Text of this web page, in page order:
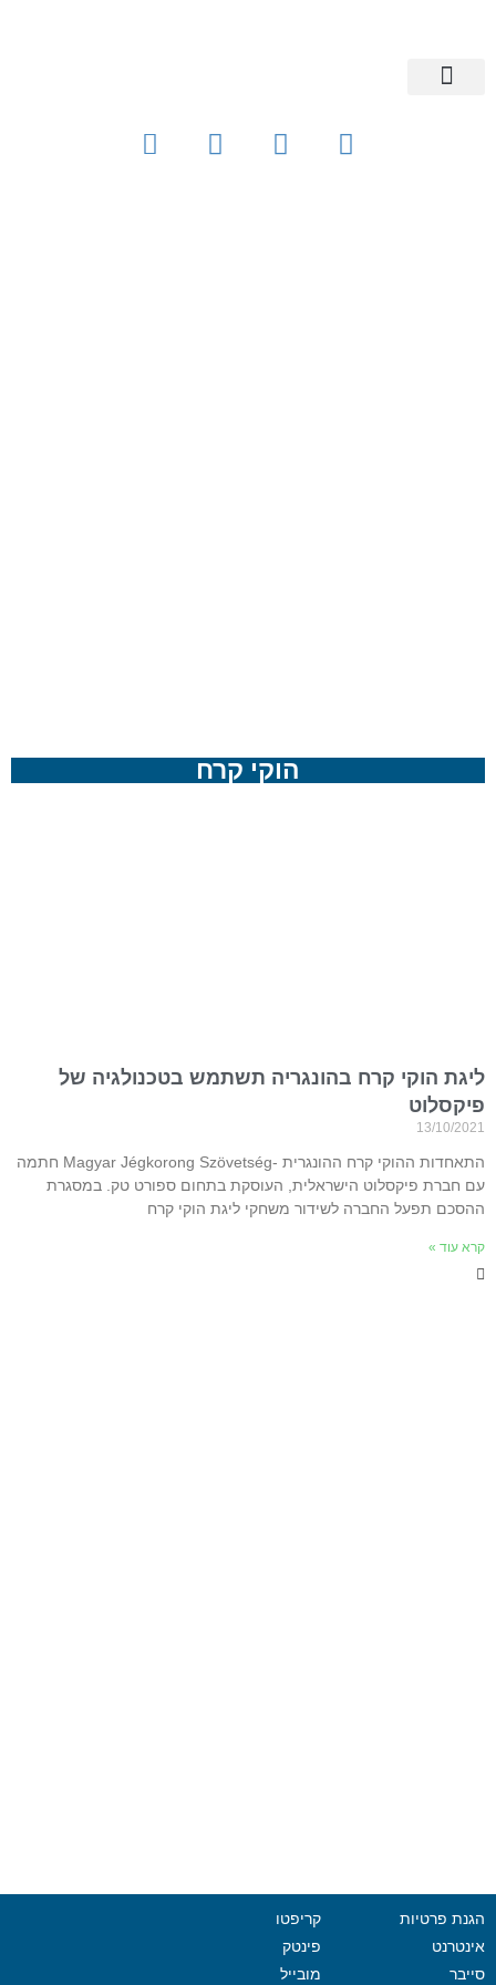
הוקי קרח
ליגת הוקי קרח בהונגריה תשתמש בטכנולגיה של
פיקסלוט
13/10/2021
התאחדות ההוקי קרח ההונגרית -Magyar Jégkorong Szövetség חתמה
עם חברת פיקסלוט הישראלית, העוסקת בתחום ספורט טק. במסגרת
ההסכם תפעל החברה לשידור משחקי ליגת הוקי קרח
קרא עוד »
הגנת פרטיות
אינטרנט
סייבר
קריפטו
פינטק
מובייל